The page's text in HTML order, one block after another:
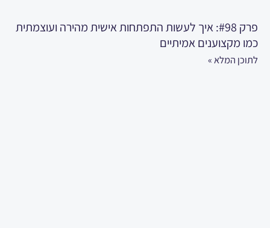
פרק #98: איך לעשות התפתחות אישית מהירה ועוצמתית
כמו מקצוענים אמיתיים
לתוכן המלא »